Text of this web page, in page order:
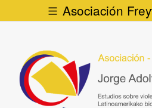
Asociación